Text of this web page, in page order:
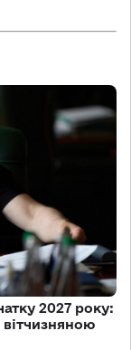
2027 року: